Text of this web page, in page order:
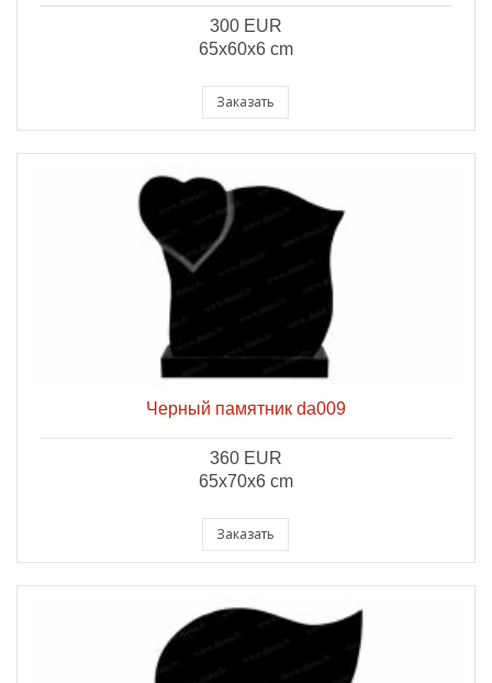
300 EUR
65x60x6 cm
Заказать
Черный памятник da009
360 EUR
65x70x6 cm
Заказать